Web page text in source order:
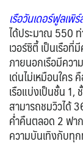
เรือวันเดอร์ฟูลเพิ
ได้ประมาณ 550
เวอร์ซิตี้ เป็นเรือ
ภายนอกเรือมีคว
เด่นไม่เหมือนใคร
เรือแบ่งเป็นชั้น 1,
สามารถชมวิวได้
ค่ำคืนตลอด 2 ฟา
ความบันเทิงกับทุ